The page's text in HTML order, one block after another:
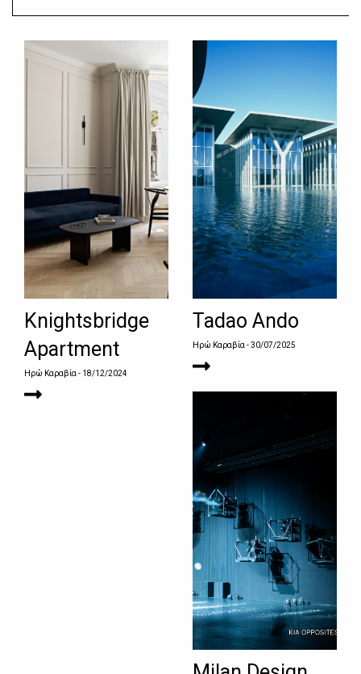
Knightsbridge
Apartment
Ηρώ Καραβία - 18/12/2024
Tadao Ando
Ηρώ Καραβία - 30/07/2025